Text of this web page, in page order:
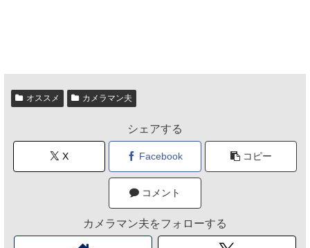
オススメ カメラマン夫
シェアする
X Facebook コピー
コメント
カメラマン夫をフォローする